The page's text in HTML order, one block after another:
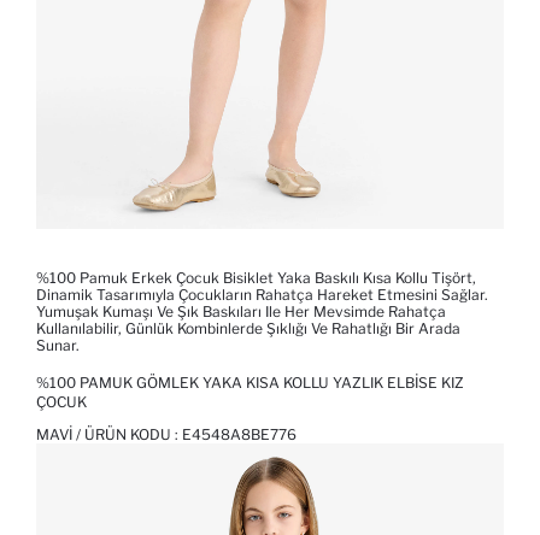
%100 Pamuk Erkek Çocuk Bisiklet Yaka Baskılı Kısa Kollu Tişört,
Dinamik Tasarımıyla Çocukların Rahatça Hareket Etmesini Sağlar.
Yumuşak Kumaşı Ve Şık Baskıları Ile Her Mevsimde Rahatça
Kullanılabilir, Günlük Kombinlerde Şıklığı Ve Rahatlığı Bir Arada
Sunar.
%100 PAMUK GÖMLEK YAKA KISA KOLLU YAZLIK ELBISE KIZ
ÇOCUK
MAVI / ÜRÜN KODU : E4548A8BE776